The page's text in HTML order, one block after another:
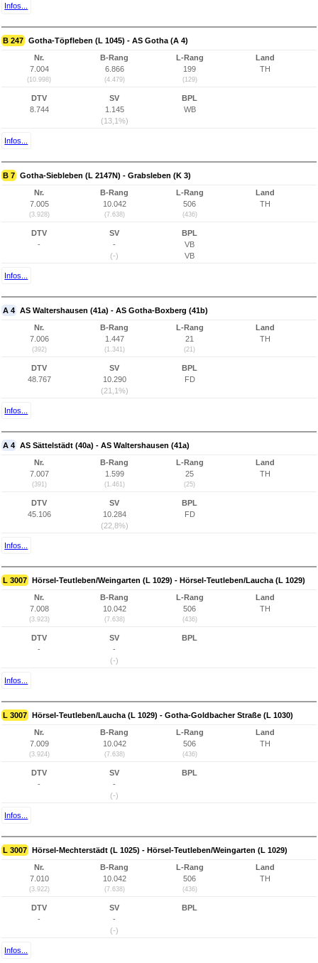
Infos...
B 247 Gotha-Töpfleben (L 1045) - AS Gotha (A 4)
Nr.
7.004
(10.998)
B-Rang
6.866
(4.479)
L-Rang
199
(129)
Land
TH
DTV
8.744
SV
1.145
(13,1%)
BPL
WB
Infos...
B 7 Gotha-Siebleben (L 2147N) - Grabsleben (K 3)
Nr.
7.005
(3.928)
B-Rang
10.042
(7.638)
L-Rang
506
(436)
Land
TH
DTV
-
SV
-
(-)
BPL
VB
VB
Infos...
A 4 AS Waltershausen (41a) - AS Gotha-Boxberg (41b)
Nr.
7.006
(392)
B-Rang
1.447
(1.341)
L-Rang
21
(21)
Land
TH
DTV
48.767
SV
10.290
(21,1%)
BPL
FD
Infos...
A 4 AS Sättelstädt (40a) - AS Waltershausen (41a)
Nr.
7.007
(391)
B-Rang
1.599
(1.461)
L-Rang
25
(25)
Land
TH
DTV
45.106
SV
10.284
(22,8%)
BPL
FD
Infos...
L 3007 Hörsel-Teutleben/Weingarten (L 1029) - Hörsel-Teutleben/Laucha (L 1029)
Nr.
7.008
(3.923)
B-Rang
10.042
(7.638)
L-Rang
506
(436)
Land
TH
DTV
-
SV
-
(-)
BPL
Infos...
L 3007 Hörsel-Teutleben/Laucha (L 1029) - Gotha-Goldbacher Straße (L 1030)
Nr.
7.009
(3.924)
B-Rang
10.042
(7.638)
L-Rang
506
(436)
Land
TH
DTV
-
SV
-
(-)
BPL
Infos...
L 3007 Hörsel-Mechterstädt (L 1025) - Hörsel-Teutleben/Weingarten (L 1029)
Nr.
7.010
(3.922)
B-Rang
10.042
(7.638)
L-Rang
506
(436)
Land
TH
DTV
-
SV
-
(-)
BPL
Infos...